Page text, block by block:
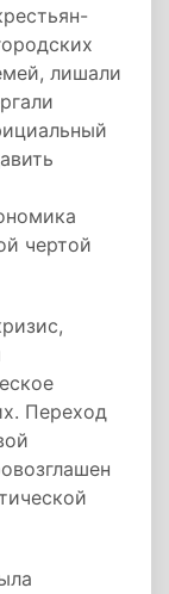
лишали
чертой
Переход